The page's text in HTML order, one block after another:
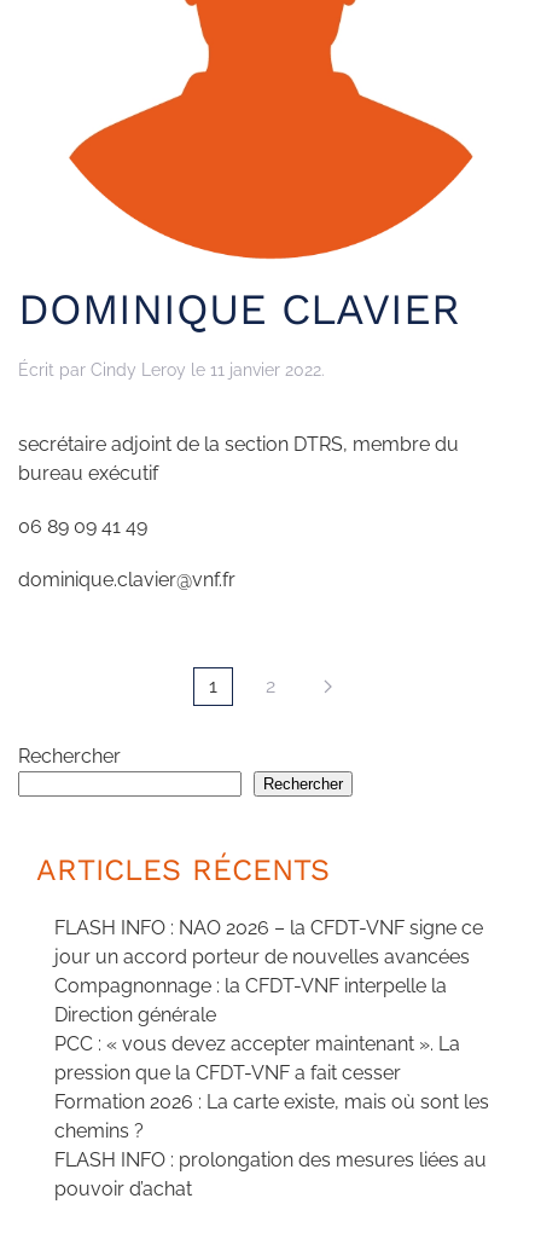
DOMINIQUE CLAVIER
Écrit par Cindy Leroy le 11 janvier 2022.
secrétaire adjoint de la section DTRS, membre du
bureau exécutif
06 89 09 41 49
dominique.clavier@vnf.fr
1 2
Rechercher
Rechercher
ARTICLES RÉCENTS
FLASH INFO : NAO 2026 – la CFDT-VNF signe ce
jour un accord porteur de nouvelles avancées
Compagnonnage : la CFDT-VNF interpelle la
Direction générale
PCC : « vous devez accepter maintenant ». La
pression que la CFDT-VNF a fait cesser
Formation 2026 : La carte existe, mais où sont les
chemins ?
FLASH INFO : prolongation des mesures liées au
pouvoir d’achat